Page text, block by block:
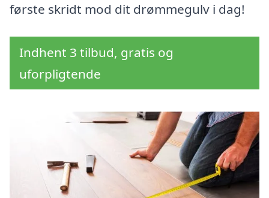
første skridt mod dit drømmegulv i dag!
Indhent 3 tilbud, gratis og
uforpligtende